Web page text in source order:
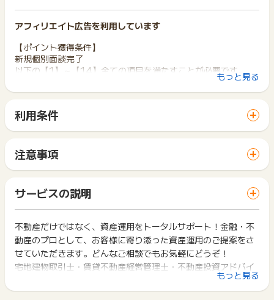
アフィリエイト広告を利用しています
【ポイント獲得条件】
新規個別面談完了
以下の【1】～【14】全ての項目を満たすことが必要です。
※お客様に不動産投資に関する決裁権がない場合、不動産投資に
関する決裁権を有する方（配偶者等）が【1】～【14】を満た
【1】担当者との対面もしくはWEB面談での実施
【2】WEB面談の場合は、マイク・カメラONで参加の上、他の
（移動しながら、家事をしながらなどは不可）
【3】WEB面談ご希望の場合は、PCまたはタブレット端末でご
参加いただくこと
【4】初めてCREAL PBのサービスをご利用される方
【5】過去に「クリアルパートナーズ（旧社名ブリッジ・シ
ー・エステート）」のサービス（個別面談・セミナー・資料請
求）を受けたことがない方(1世帯1回まで)
【6】面談申込後1週間以内に面談日程が確定し、30日以内にご
面談を実施いただいた方(電話のみは対象外)
【7】昨年度の年収が500万円以上の方
【8】本人確認と年収の証明をするため、顔写真付きの身分証
明書、源泉徴収票や確定申告書等の書類提出が可能な方
【9】社会人歴3年以上で、現在試用期間中ではない方
もっと見る
利用条件
サイトに移動してからお申し込みやお買い物が完了するまでの
間に、同じブラウザ（※）で他のサイトに移動した場合はポイン
ト獲得ができません。
「 サイトへ行ってポイントGET 」ボタンを押した時とサービ
ス・お買い物利用時で、デバイス・ブラウザが異なる場合はポ
イント獲得ができません。
2回以上同じお買い物・サービスをご利用される場合は、毎回
ポイントタウンに戻り、「 サイトへ行ってポイントGET 」ボ
タンを押してからご利用ください。
下記の事項に該当する場合、広告主側で対象外とみなし、「獲
注意事項
一部のサービスにつきましては、1商品につき10円単位の金額
は切り捨てとなります。
ポイント獲得が1ポイント未満のものは切り捨てとなり、ポイ
ント履歴には記載されません。
原則として広告主側のポイント等を利用して支払われた金額分
につきましては、ポイントタウンのポイント獲得の対象には含
まれません。
広告主が運営しているサービスの都合もしくは会員様の都合で
商品の交換や一部でもキャンセルされた場合、ポイントが無効
になる可能性もございます。
サービスの説明
不動産だけではなく、資産運用をトータルサポート！金融・不
動産のプロとして、お客様に寄り添った資産運用のご提案をさ
せていただきます。どんなご相談でもお気軽にどうぞ！
宅地建物取引士・賃貸不動産経営管理士・不動産投資アドバイ
ザー等の不動産に関する有資格者の他、公認会計士・税理士・
ファイナンシャルプランナーなどお金のプロも在籍しておりま
もっと見る